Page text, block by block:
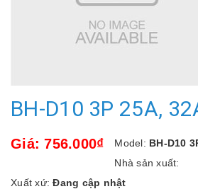
BH-D10 3P 25A,
Giá: 756.000₫ Model: BH-D10
Nhà sản xuất:
Xuất xứ:Đang cập nhật